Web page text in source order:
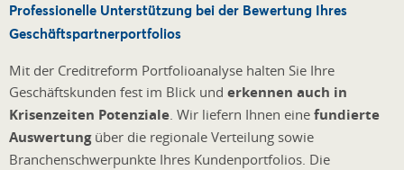
Professionelle Unterstützung bei der Bewertung Ihres
Geschäftspartnerportfolios
Mit der Creditreform Portfolioanalyse halten Sie Ihre
Geschäftskunden fest im Blick und erkennen auch in
Krisenzeiten Potenziale. Wir liefern Ihnen eine fundierte
Auswertungüber die regionale Verteilung sowie
Branchenschwerpunkte Ihres Kundenportfolios. Die